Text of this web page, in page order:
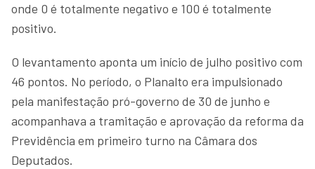
onde 0 é totalmente negativo e 100 é totalmente
positivo.
O levantamento aponta um início de julho positivo com
46 pontos. No período, o Planalto era impulsionado
pela manifestação pró-governo de 30 de junho e
acompanhava a tramitação e aprovação da reforma da
Previdência em primeiro turno na Câmara dos
Deputados.